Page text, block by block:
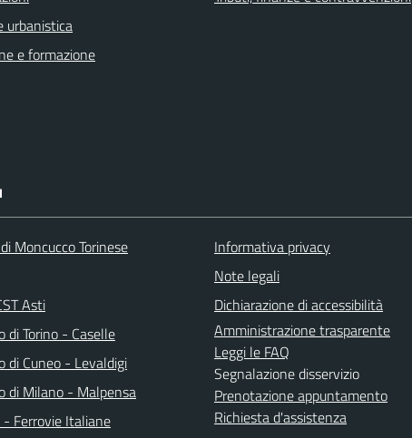
urbanistica
e formazione
Moncucco Torinese
Asti
di Torino - Caselle
di Cuneo - Levaldigi
di Milano - Malpensa
- Ferrovie Italiane
Informativa privacy
Note legali
Dichiarazione di accessibilità
Amministrazione trasparente
Leggi le FAQ
Segnalazione disservizio
Prenotazione appuntamento
Richiesta d'assistenza